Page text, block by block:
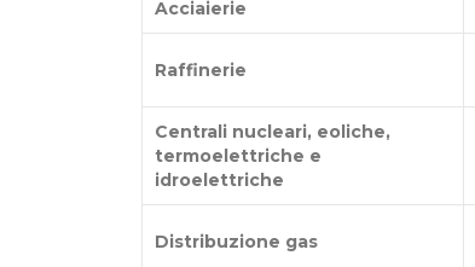
Acciaierie
Raffinerie
Centrali nucleari, eoliche,
termoelettriche e
idroelettriche
Distribuzione gas